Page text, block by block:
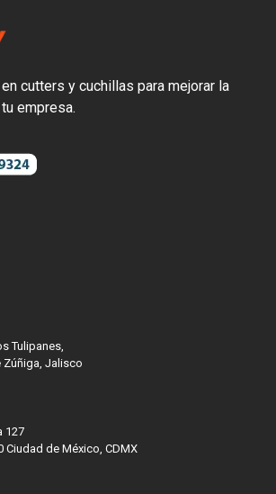
cutters y cuchillas para mejorar la
empresa.
Tulipanes,
Zúñiga, Jalisco
127
Ciudad de México, CDMX